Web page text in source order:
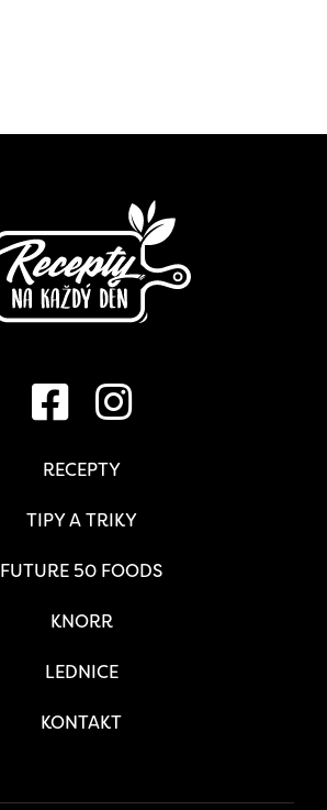
RECEPTY
TIPY A TRIKY
FUTURE 50 FOODS
KNORR
LEDNICE
KONTAKT